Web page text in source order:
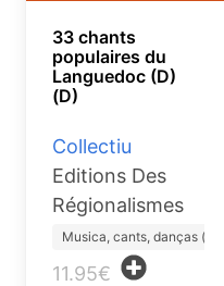
33 chants
populaires du
Languedoc (D)
(D)
Collectiu
Editions Des
Régionalismes
Musica, cants, danças (lib…
11.95€